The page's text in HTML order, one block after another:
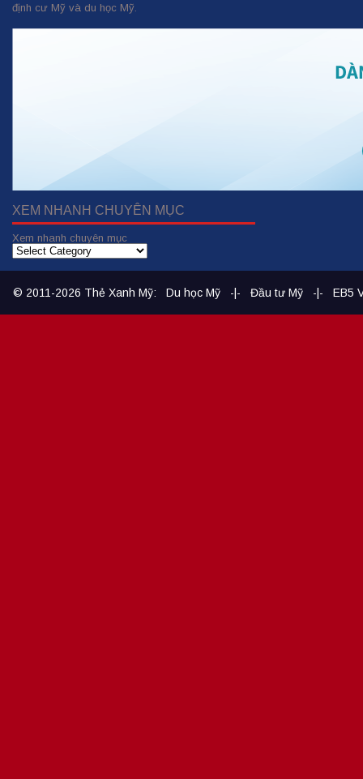
định cư Mỹ và du học Mỹ.
XEM NHANH CHUYÊN MỤC
Xem nhanh chuyên mục
© 2011-2026 Thẻ Xanh Mỹ: Du học Mỹ -|- Đầu tư Mỹ -|- EB5